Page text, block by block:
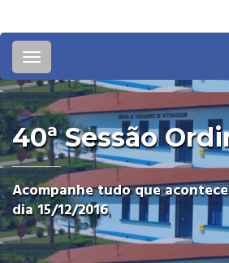
Toggle
navigation
40ª Sessão
Acompanhe tudo que
dia 15/12/2016